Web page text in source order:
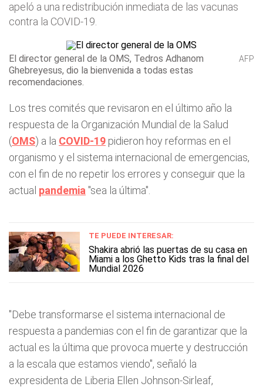
apeló a una redistribución inmediata de las vacunas
contra la COVID-19.
El director general de la OMS, Tedros Adhanom
Ghebreyesus, dio la bienvenida a todas estas
recomendaciones.
AFP
Los tres comités que revisaron en el último año la
respuesta de la Organización Mundial de la Salud
(OMS) a la COVID-19 pidieron hoy reformas en el
organismo y el sistema internacional de emergencias,
con el fin de no repetir los errores y conseguir que la
actual pandemia "sea la última".
TE PUEDE INTERESAR:
Shakira abrió las puertas de su casa en
Miami a los Ghetto Kids tras la final del
Mundial 2026
"Debe transformarse el sistema internacional de
respuesta a pandemias con el fin de garantizar que la
actual es la última que provoca muerte y destrucción
a la escala que estamos viendo", señaló la
expresidenta de Liberia Ellen Johnson-Sirleaf,